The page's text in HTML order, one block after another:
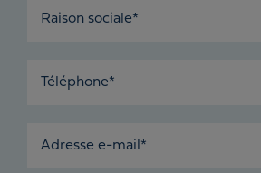
Raison sociale*
Téléphone*
Adresse e-mail*